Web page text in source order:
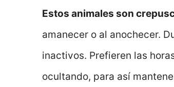
Estos animales son
amanecer o al anochecer.
inactivos. Prefieren las
ocultando, para así